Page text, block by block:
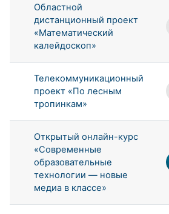
Областной
дистанционный проект
«Математический
калейдоскоп»
Телекоммуникационный
проект «По лесным
тропинкам»
Открытый онлайн-курс
«Современные
образовательные
технологии — новые
медиа в классе»